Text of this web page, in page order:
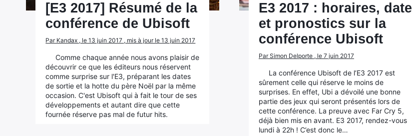
[E3 2017] Résumé de la
conférence de Ubisoft
Par Kandax , le 13 juin 2017 , mis à jour le 13 juin 2017
Comme chaque année nous avons plaisir de
découvrir ce que les éditeurs nous réservent
comme surprise sur l'E3, préparant les dates
de sortie et la hotte du père Noël par la même
occasion. C'est Ubisoft qui à fait le tour de ses
développements et autant dire que cette
fournée réserve pas mal de futur hits.
E3 2017 : horaires, date
et pronostics sur la
conférence Ubisoft
Par Simon Delporte , le 7 juin 2017
La conférence Ubisoft de l’E3 2017 est
sûrement celle qui réserve le moins de
surprises. En effet, Ubi a dévoilé une bonne
partie des jeux qui seront présentés lors de
cette conférence. La preuve avec Far Cry 5,
déjà bien mis en avant. E3 2017, rendez-vous
lundi à 22h ! C’est donc le…